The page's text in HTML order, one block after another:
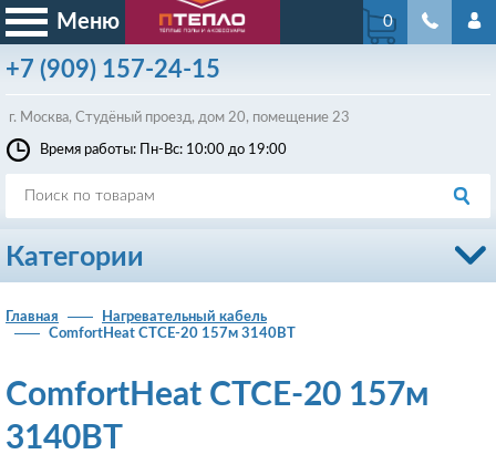
Меню
+7 (909) 157-24-15
г. Москва, Студёный проезд, дом 20, помещение 23
0
Время работы: Пн-Вс: 10:00 до 19:00
Категории
Главная
Нагревательный кабель
ComfortHeat CTCE-20 157м 3140ВТ
ComfortHeat CTCE-20 157м
3140ВТ